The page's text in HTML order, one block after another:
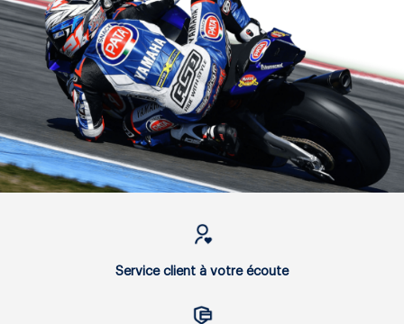
Service client à votre écoute